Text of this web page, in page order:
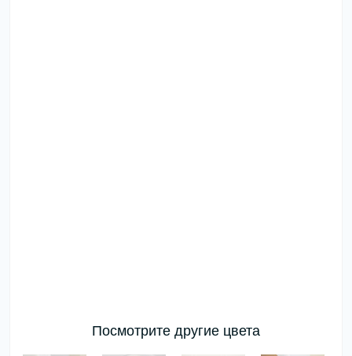
Посмотрите другие цвета